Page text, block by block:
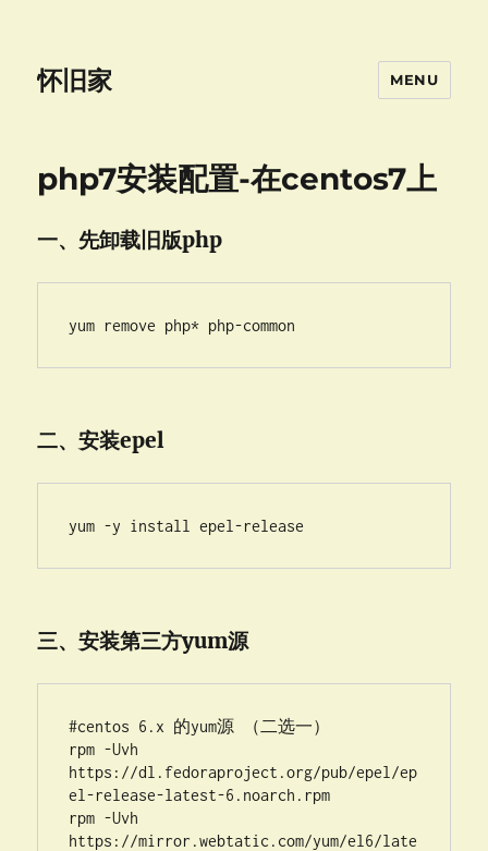
怀旧家 MENU
php7安装配置-在centos7上
一、先卸载旧版php
yum remove php* php-common
二、安装epel
yum -y install epel-release
三、安装第三方yum源
#centos 6.x 的yum源 （二选一）
rpm -Uvh
https://dl.fedoraproject.org/pub/epel/ep
el-release-latest-6.noarch.rpm
rpm -Uvh
https://mirror.webtatic.com/yum/el6/late